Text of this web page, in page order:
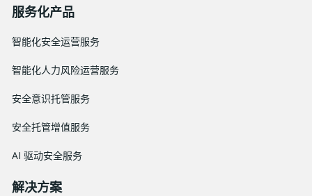
服务化产品
智能化安全运营服务
智能化人力风险运营服务
安全意识托管服务
安全托管增值服务
AI 驱动安全服务
解决方案